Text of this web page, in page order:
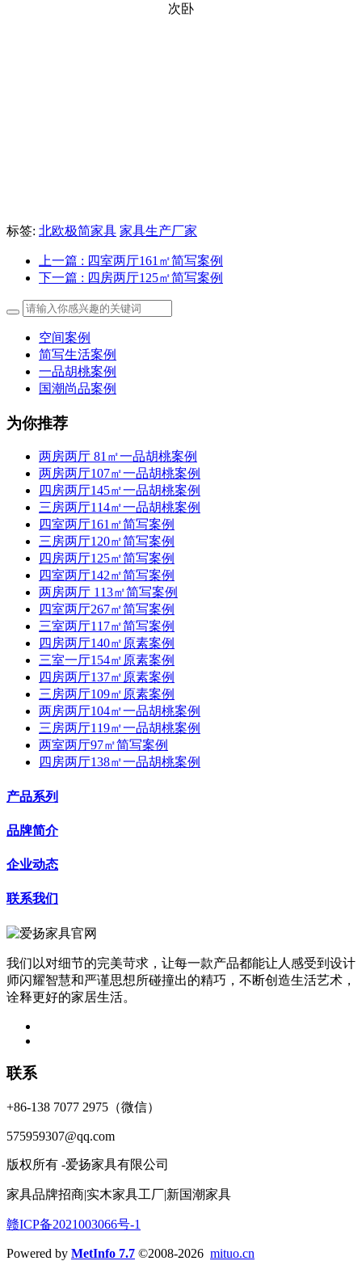
次卧
标签: 北欧极简家具 家具生产厂家
上一篇 : 四室两厅161㎡简写案例
下一篇 : 四房两厅125㎡简写案例
空间案例
简写生活案例
一品胡桃案例
国潮尚品案例
为你推荐
两房两厅 81㎡一品胡桃案例
两房两厅107㎡一品胡桃案例
四房两厅145㎡一品胡桃案例
三房两厅114㎡一品胡桃案例
四室两厅161㎡简写案例
三房两厅120㎡简写案例
四房两厅125㎡简写案例
四室两厅142㎡简写案例
两房两厅 113㎡简写案例
四室两厅267㎡简写案例
三室两厅117㎡简写案例
四房两厅140㎡原素案例
三室一厅154㎡原素案例
四房两厅137㎡原素案例
三房两厅109㎡原素案例
两房两厅104㎡一品胡桃案例
三房两厅119㎡一品胡桃案例
两室两厅97㎡简写案例
四房两厅138㎡一品胡桃案例
产品系列
品牌简介
企业动态
联系我们
我们以对细节的完美苛求，让每一款产品都能让人感受到设计
师闪耀智慧和严谨思想所碰撞出的精巧，不断创造生活艺术，
诠释更好的家居生活。
联系
+86-138 7077 2975（微信）
575959307@qq.com
版权所有 -爱扬家具有限公司
家具品牌招商|实木家具工厂|新国潮家具
赣ICP备2021003066号-1
Powered by MetInfo 7.7 ©2008-2026 mituo.cn